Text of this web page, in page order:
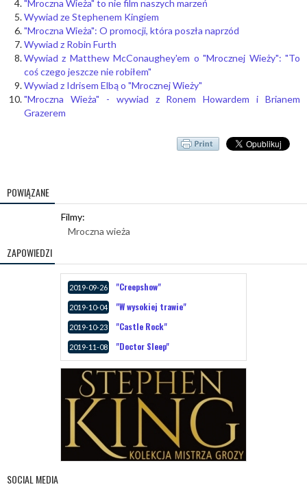
"Mroczna Wieża" to nie film naszych marzeń
Wywiad ze Stephenem Kingiem
"Mroczna Wieża": O promocji, która poszła naprzód
Wywiad z Robin Furth
Wywiad z Matthew McConaughey'em o "Mrocznej Wieży": "To
coś czego jeszcze nie robiłem"
Wywiad z Idrisem Elbą o "Mrocznej Wieży"
"Mroczna Wieża" - wywiad z Ronem Howardem i Brianem
Grazerem
POWIĄZANE
Filmy:
Mroczna wieża
ZAPOWIEDZI
2019-09-26 "Creepshow"
2019-10-04 "W wysokiej trawie"
2019-10-23 "Castle Rock"
2019-11-08 "Doctor Sleep"
SOCIAL MEDIA